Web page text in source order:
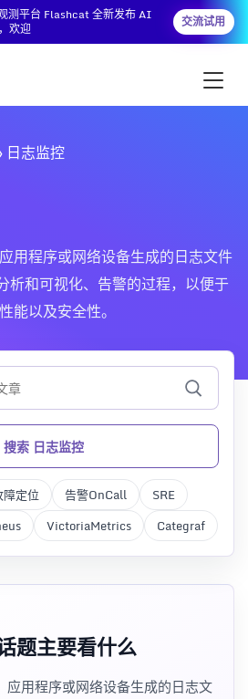
测平台 Flashcat 全新发布 AI
欢迎
交流试用
日志监控
用程序或网络设备生成的日志文件
析和可视化、告警的过程，以便于
能以及安全性。
搜索 日志监控
障定位 告警OnCall
SRE
VictoriaMetrics Categraf
题主要看什么
应用程序或网络设备生成的日志文